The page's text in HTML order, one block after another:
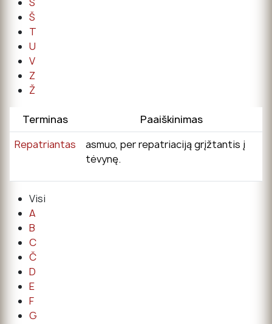
S
Š
T
U
V
Z
Ž
Terminas
Paaiškinimas
Repatriantas
asmuo, per repatriaciją grįžtantis į
tėvynę.
Visi
A
B
C
Č
D
E
F
G